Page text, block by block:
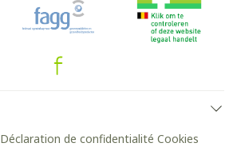
Déclaration de confidentialité Cookies